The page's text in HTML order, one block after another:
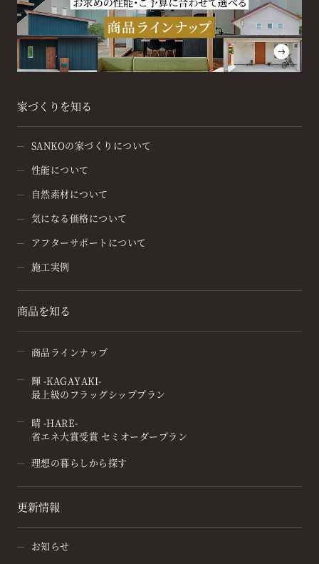
家づくりを知る
SANKOの家づくりについて
性能について
自然素材について
気になる価格について
アフターサポートについて
施工実例
商品を知る
商品ラインナップ
輝 -KAGAYAKI-
最上級のフラッグシッププラン
晴 -HARE-
省エネ大賞受賞 セミオーダープラン
理想の暮らしから探す
更新情報
お知らせ